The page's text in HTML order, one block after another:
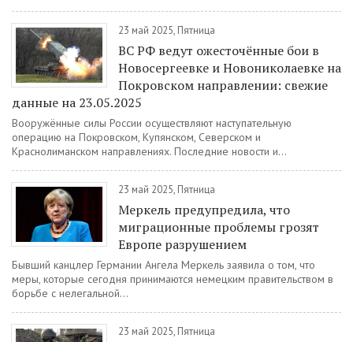
23 май 2025, Пятница
ВС РФ ведут ожесточённые бои в
Новосергеевке и Новониколаевке на
Покровском направлении: свежие
данные на 23.05.2025
Вооружённые силы России осуществляют наступательную
операцию на Покровском, Купянском, Северском и
Краснолиманском направлениях. Последние новости и...
23 май 2025, Пятница
Меркель предупредила, что
миграционные проблемы грозят
Европе разрушением
Бывший канцлер Германии Ангела Меркель заявила о том, что
меры, которые сегодня принимаются немецким правительством в
борьбе с нелегальной...
23 май 2025, Пятница